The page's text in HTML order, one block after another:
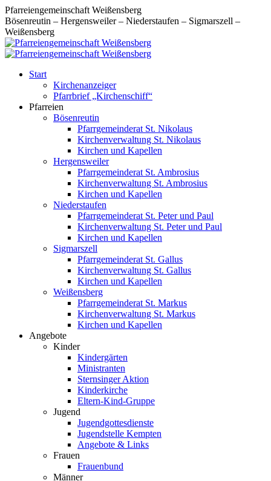
Zum
Inhalt
springen
Pfarreiengemeinschaft Weißensberg
Bösenreutin – Hergensweiler – Niederstaufen – Sigmarszell –
Weißensberg
Start
Kirchenanzeiger
Pfarrbrief „Kirchenschiff“
Pfarreien
Bösenreutin
Pfarrgemeinderat St. Nikolaus
Kirchenverwaltung St. Nikolaus
Kirchen und Kapellen
Hergensweiler
Pfarrgemeinderat St. Ambrosius
Kirchenverwaltung St. Ambrosius
Kirchen und Kapellen
Niederstaufen
Pfarrgemeinderat St. Peter und Paul
Kirchenverwaltung St. Peter und Paul
Kirchen und Kapellen
Sigmarszell
Pfarrgemeinderat St. Gallus
Kirchenverwaltung St. Gallus
Kirchen und Kapellen
Weißensberg
Pfarrgemeinderat St. Markus
Kirchenverwaltung St. Markus
Kirchen und Kapellen
Angebote
Kinder
Kindergärten
Ministranten
Sternsinger Aktion
Kinderkirche
Eltern-Kind-Gruppe
Jugend
Jugendgottesdienste
Jugendstelle Kempten
Angebote & Links
Frauen
Frauenbund
Männer